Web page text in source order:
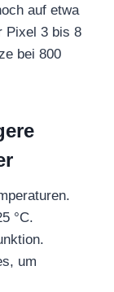
auf etwa
Pixel 3 bis 8
bei 800
°C.
um